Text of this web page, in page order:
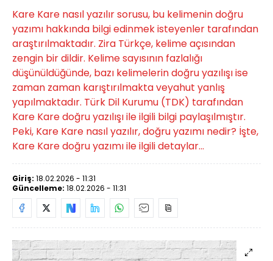
Kare Kare nasıl yazılır sorusu, bu kelimenin doğru
yazımı hakkında bilgi edinmek isteyenler tarafından
araştırılmaktadır. Zira Türkçe, kelime açısından
zengin bir dildir. Kelime sayısının fazlalığı
düşünüldüğünde, bazı kelimelerin doğru yazılışı ise
zaman zaman karıştırılmakta veyahut yanlış
yapılmaktadır. Türk Dil Kurumu (TDK) tarafından
Kare Kare doğru yazılışı ile ilgili bilgi paylaşılmıştır.
Peki, Kare Kare nasıl yazılır, doğru yazımı nedir? İşte,
Kare Kare doğru yazımı ile ilgili detaylar...
Giriş: 18.02.2026 - 11:31
Güncelleme: 18.02.2026 - 11:31